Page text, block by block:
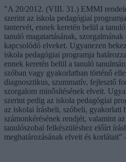
"A 20/2012. (VIII. 31.) EMMI
szerint az iskola pedagógiai
tantervét, ennek keretén belül a
tanuló magatartásának,
kapcsolódó elveket. Ugyanezen
iskola pedagógiai programja
ennek keretén belül a tanuló
szóban vagy gyakorlatban történő
diagnosztikus, szummatív, fejlesztő
szorgalom minősítésének elveit.
szerint pedig az iskola pedagógiai
az iskolai írásbeli, szóbeli, gyakorlati
számonkérésének rendjét, valamint
tanulószobai felkészüléshez előírt
meghatározásának elveit és korlátait"